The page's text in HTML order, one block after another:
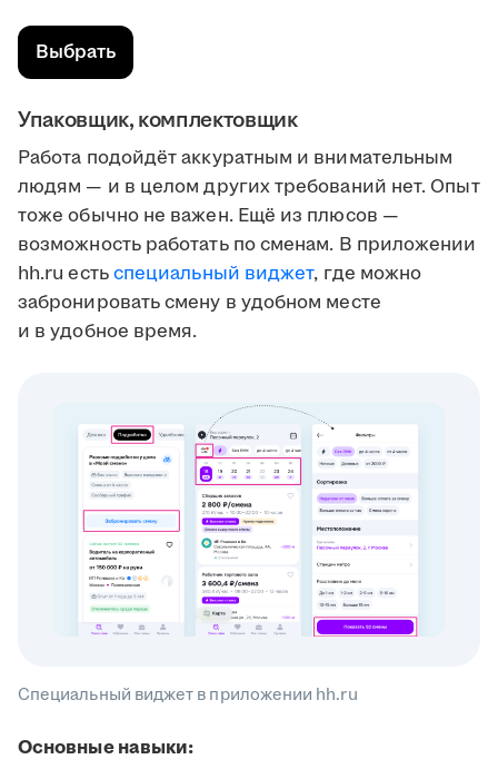
Выбрать
Упаковщик, комплектовщик
Работа подойдёт аккуратным и внимательным
людям — и в целом других требований нет. Опыт
тоже обычно не важен. Ещё из плюсов —
возможность работать по сменам. В приложении
hh.ru естьспециальный виджет, где можно
забронировать смену в удобном месте
и в удобное время.
Специальный виджет в приложении hh.ru
Основные навыки: